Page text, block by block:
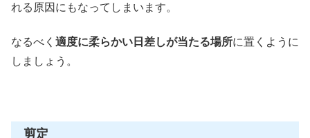
れる原因にもなってしまいます。
なるべく 適度に柔らかい日差しが当たる場所に置くように
しましょう。
剪定